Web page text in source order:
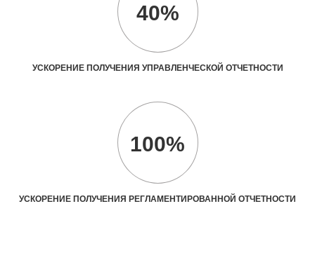
40%
УСКОРЕНИЕ ПОЛУЧЕНИЯ УПРАВЛЕНЧЕСКОЙ ОТЧЕТНОСТИ
100%
УСКОРЕНИЕ ПОЛУЧЕНИЯ РЕГЛАМЕНТИРОВАННОЙ ОТЧЕТНОСТИ